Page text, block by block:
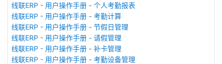
线联ERP - 用户操作手册 - 个人考勤报表
线联ERP - 用户操作手册 - 考勤计算
线联ERP - 用户操作手册 - 节假日管理
线联ERP - 用户操作手册 - 请假管理
线联ERP - 用户操作手册 - 补卡管理
线联ERP - 用户操作手册 - 考勤设备管理